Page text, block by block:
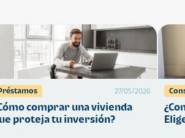
27/05/2026
comprar una vivienda
proteja tu inversión?